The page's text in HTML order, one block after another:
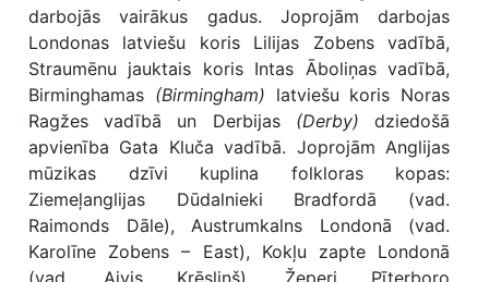
darbojās vairākus gadus. Joprojām darbojas
Londonas latviešu koris Lilijas Zobens vadībā,
Straumēnu jauktais koris Intas Āboliņas vadībā,
Birminghamas (Birmingham) latviešu koris Noras
Ragžes vadībā un Derbijas (Derby) dziedošā
apvienība Gata Kluča vadībā. Joprojām Anglijas
mūzikas dzīvi kuplina folkloras kopas:
Ziemeļanglijas Dūdalnieki Bradfordā (vad.
Raimonds Dāle), Austrumkalns Londonā (vad.
Karolīne Zobens – East), Kokļu zapte Londonā